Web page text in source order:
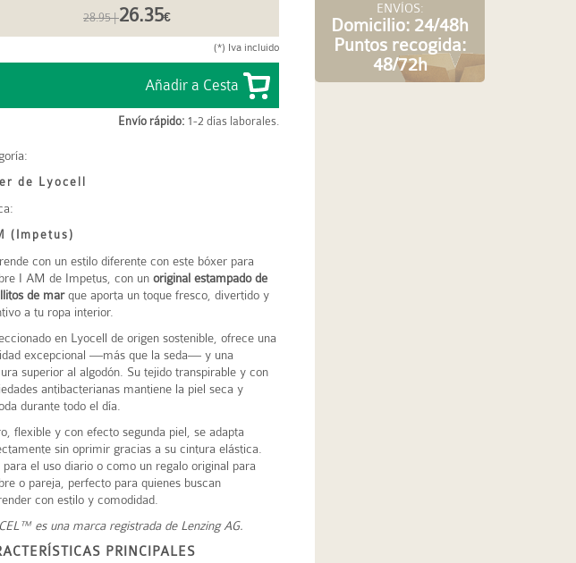
28.95 |26.35€
(*) Iva incluido
Envío rápido: 1-2 días laborales.
de Lyocell
(Impetus)
con un estilo diferente con este bóxer para
I AM de Impetus , con un original estampado de
de marque aporta un toque fresco, divertido y
a tu ropa interior.
en Lyocell de origen sostenible, ofrece una
excepcional —más que la seda— y una
superior al algodón. Su tejido transpirable y con
antibacterianas mantiene la piel seca y
durante todo el día.
flexible y con efecto segunda piel, se adapta
sin oprimir gracias a su cintura elástica.
para el uso diario o como un regalo original para
o pareja, perfecto para quienes buscan
con estilo y comodidad.
es una marca registrada de Lenzing AG.
PRINCIPALES
ENVÍOS:
Domicilio: 24/48h
Puntos recogida:
48/72h